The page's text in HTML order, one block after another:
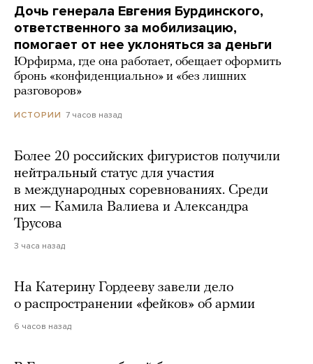
Дочь генерала Евгения Бурдинского,
ответственного за мобилизацию,
помогает от нее уклоняться за деньги
Юрфирма, где она работает, обещает оформить
бронь «конфиденциально» и «без лишних
разговоров»
ИСТОРИИ 7 часов назад
Более 20 российских фигуристов получили
нейтральный статус для участия
в международных соревнованиях. Среди
них — Камила Валиева и Александра
Трусова
3 часа назад
На Катерину Гордееву завели дело
о распространении «фейков» об армии
6 часов назад